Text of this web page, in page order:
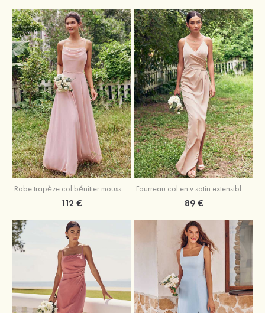
Robe trapèze col bénitier mousseline ras du sol robe de demoiselle d'honneur
112 €
Fourreau col en v satin extensible asymétrique robe de demoiselle d'honneur
89 €